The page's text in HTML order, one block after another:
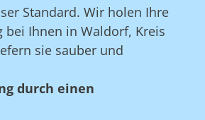
Standard. Wir holen Ihre
bei Ihnen in Waldorf, Kreis
sie sauber und
durch einen